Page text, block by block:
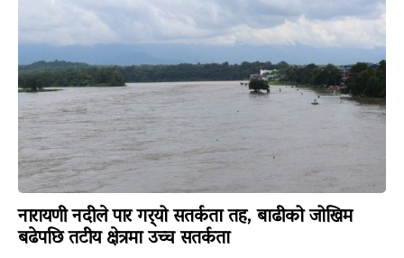
नारायणी नदीले पार गर्‍यो सतर्कता तह, बाढीको जोखिम
बढेपछि तटीय क्षेत्रमा उच्च सतर्कता